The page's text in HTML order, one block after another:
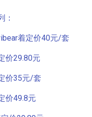
：
着定价40元/套
价29.80元
价35元/套
价49.8元